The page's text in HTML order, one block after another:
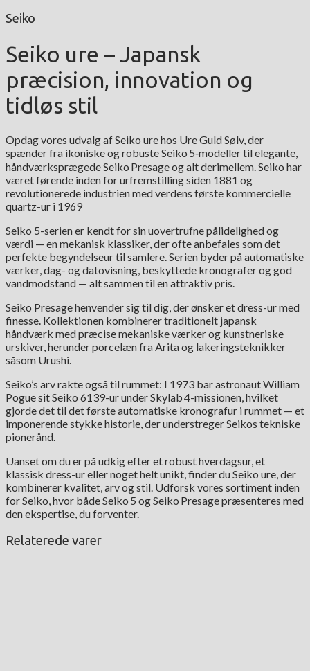
Seiko
Seiko ure – Japansk
præcision, innovation og
tidløs stil
Opdag vores udvalg af Seiko ure hos Ure Guld Sølv, der
spænder fra ikoniske og robuste Seiko 5‑modeller til elegante,
håndværksprægede Seiko Presage og alt derimellem. Seiko har
været førende inden for urfremstilling siden 1881 og
revolutionerede industrien med verdens første kommercielle
quartz-ur i 1969
Seiko 5-serien er kendt for sin uovertrufne pålidelighed og
værdi — en mekanisk klassiker, der ofte anbefales som det
perfekte begyndelseur til samlere. Serien byder på automatiske
værker, dag- og datovisning, beskyttede kronografer og god
vandmodstand — alt sammen til en attraktiv pris.
Seiko Presage henvender sig til dig, der ønsker et dress-ur med
finesse. Kollektionen kombinerer traditionelt japansk
håndværk med præcise mekaniske værker og kunstneriske
urskiver, herunder porcelæn fra Arita og lakeringsteknikker
såsom Urushi.
Seiko’s arv rakte også til rummet: I 1973 bar astronaut William
Pogue sit Seiko 6139-ur under Skylab 4-missionen, hvilket
gjorde det til det første automatiske kronografur i rummet — et
imponerende stykke historie, der understreger Seikos tekniske
pionerånd.
Uanset om du er på udkig efter et robust hverdagsur, et
klassisk dress-ur eller noget helt unikt, finder du Seiko ure, der
kombinerer kvalitet, arv og stil. Udforsk vores sortiment inden
for Seiko, hvor både Seiko 5 og Seiko Presage præsenteres med
den ekspertise, du forventer.
Relaterede varer